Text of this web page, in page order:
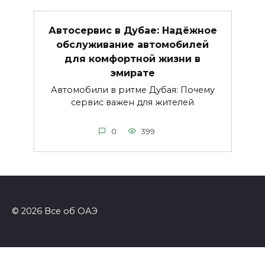
Автосервис в Дубае: Надёжное
обслуживание автомобилей
для комфортной жизни в
эмирате
Автомобили в ритме Дубая: Почему
сервис важен для жителей
0 399
© 2026 Все об ОАЭ